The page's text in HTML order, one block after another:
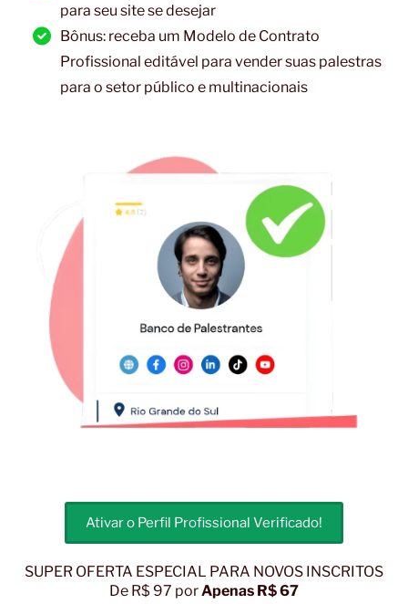
para seu site se desejar
Bônus: receba um Modelo de Contrato
Profissional editável para vender suas palestras
para o setor público e multinacionais
Ativar o Perfil Profissional Verificado!
SUPER OFERTA ESPECIAL PARA NOVOS INSCRITOS
De R$ 97 porApenas R$ 67